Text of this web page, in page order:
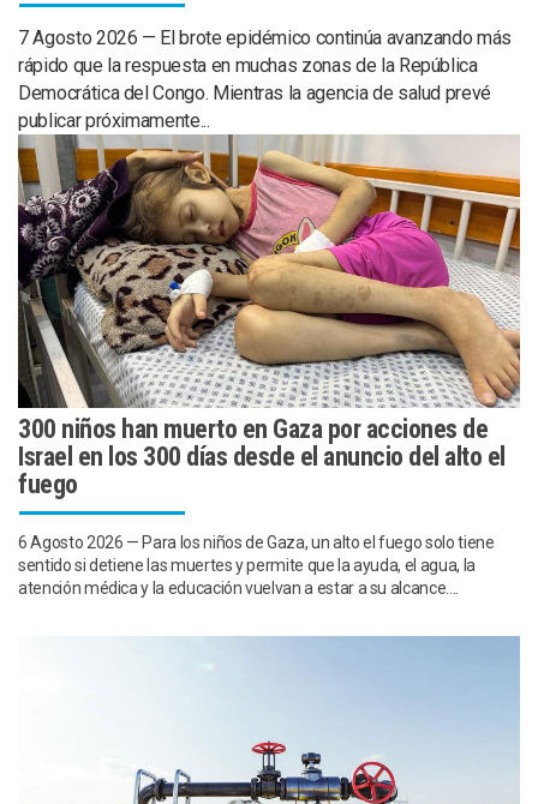
7 Agosto 2026 — El brote epidémico continúa avanzando más
rápido que la respuesta en muchas zonas de la República
Democrática del Congo. Mientras la agencia de salud prevé
publicar próximamente...
300 niños han muerto en Gaza por acciones de
Israel en los 300 días desde el anuncio del alto el
fuego
6 Agosto 2026 — Para los niños de Gaza, un alto el fuego solo tiene
sentido si detiene las muertes y permite que la ayuda, el agua, la
atención médica y la educación vuelvan a estar a su alcance....